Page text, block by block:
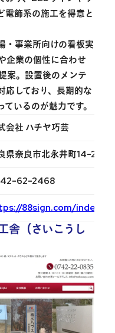
電飾系の施工を得意 と
・事業所向けの看板実
企業の個性に合わせ
案。設置後のメンテ
応しており、長期的な
いるのが魅力です。
会社 ハチヤ巧芸
県奈良市北永井町14-2
62-2468
88sign.com/
舎（さいこうし